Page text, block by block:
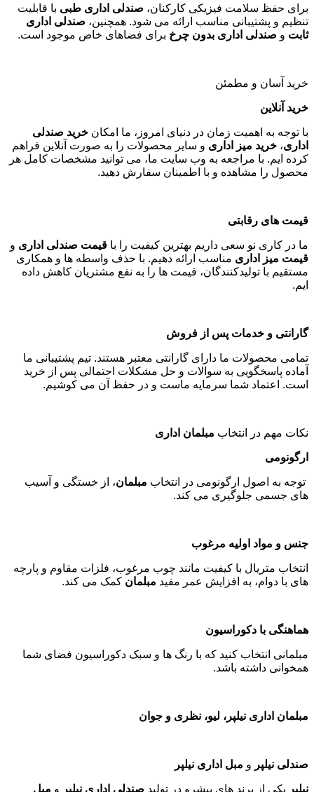
برای حفظ سلامت فیزیکی کارکنان، صندلی اداری طبی با قابلیت
تنظیم و پشتیبانی مناسب ارائه می شود. همچنین، صندلی اداری
ثابت و صندلی اداری بدون چرخ برای فضاهای خاص موجود است.
خرید آسان و مطمئن
خرید آنلاین
با توجه به اهمیت زمان در دنیای امروز، ما امکان خرید صندلی
اداری، خرید میز اداری و سایر محصولات را به صورت آنلاین فراهم
کرده ایم. با مراجعه به وب سایت ما، می توانید مشخصات کامل هر
محصول را مشاهده و با اطمینان سفارش دهید.
قیمت های رقابتی
ما در کاری نو سعی داریم بهترین کیفیت را با قیمت صندلی اداری و
قیمت میز اداری مناسب ارائه دهیم. با حذف واسطه ها و همکاری
مستقیم با تولیدکنندگان، قیمت ها را به نفع مشتریان کاهش داده
ایم.
گارانتی و خدمات پس از فروش
تمامی محصولات ما دارای گارانتی معتبر هستند. تیم پشتیبانی ما
آماده پاسخگویی به سوالات و حل مشکلات احتمالی پس از خرید
است. اعتماد شما سرمایه ماست و در حفظ آن می کوشیم.
نکات مهم در انتخاب مبلمان اداری
ارگونومی
توجه به اصول ارگونومی در انتخاب مبلمان، از خستگی و آسیب
های جسمی جلوگیری می کند.
جنس و مواد اولیه مرغوب
انتخاب متریال با کیفیت مانند چوب مرغوب، فلزات مقاوم و پارچه
های با دوام، به افزایش عمر مفید مبلمان کمک می کند.
هماهنگی با دکوراسیون
مبلمانی انتخاب کنید که با رنگ ها و سبک دکوراسیون فضای شما
همخوانی داشته باشد.
مبلمان اداری نیلپر، لیو، نظری و جوان
صندلی نیلپر و مبل اداری نیلپر
نیلپر یکی از برند های پیشرو در تولید صندلی اداری نیلپر و مبل